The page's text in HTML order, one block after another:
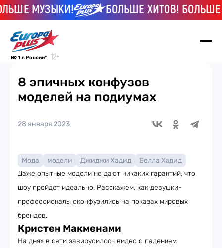
МУЗЫКИ! БОЛЬШЕ ХИТОВ! БОЛЬШЕ
№ 1 в России*
8 эпичных конфузов
моделей на подиумах
28 января 2023
Мода модели Джиджи Хадид
Белла Хадид
Даже опытные модели не дают никаких гарантий, что
шоу пройдёт идеально. Расскажем, как девушки-
профессионалы оконфузились на показах мировых
брендов.
Кристен Макменами
На днях в сети завирусилось видео с падением